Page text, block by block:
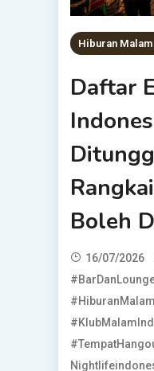
Hiburan
Daftar
Boleh
16/07/2026